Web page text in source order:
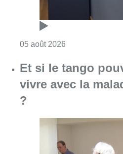
05 août 2026
Et si le tango
vivre avec la
?